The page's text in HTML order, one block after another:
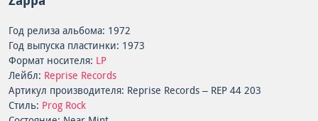
Год релиза альбома: 1972
Год выпуска пластинки: 1973
Формат носителя: LP
Лейбл: Reprise Records
Артикул производителя: Reprise Records – REP 44 203
Стиль: Prog Rock